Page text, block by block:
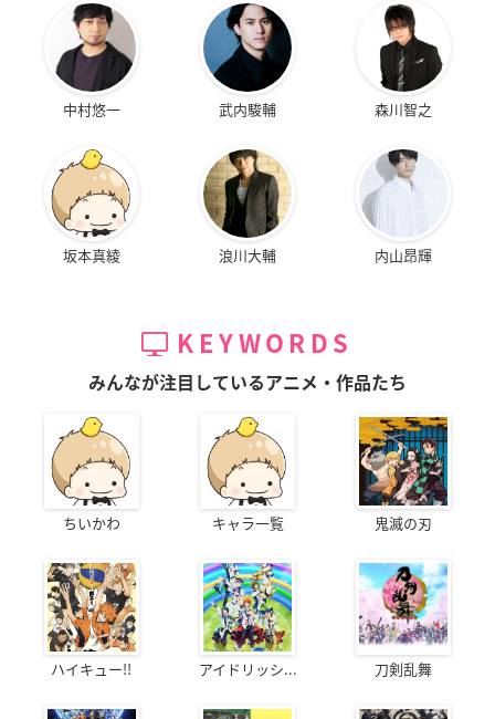
中村悠一 武内駿輔 森川智之
坂本真綾 浪川大輔 内山昂輝
KEYWORDS
みんなが注目しているアニメ・作品たち
ちいかわ キャラ一覧 鬼滅の刃
ハイキュー!! アイドリッシ... 刀剣乱舞